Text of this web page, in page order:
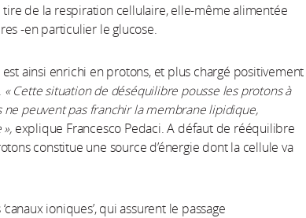
de la respiration cellulaire, elle-même alimentée
-en particulier le glucose.
ainsi enrichi en protons, et plus chargé positivement
« Cette situation de déséquilibre pousse les protons à
peuvent pas franchir la membrane lipidique,
explique Francesco Pedaci. A défaut de rééquilibre
constitue une source d’énergie dont la cellule va
ioniques’, qui assurent le passage